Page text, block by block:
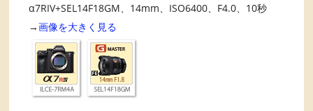
α7RIV+SEL14F18GM、14mm、ISO6400、F4.0、10秒
→画像を大きく見る